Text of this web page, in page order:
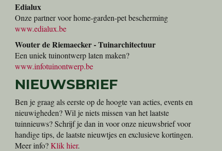
Edialux
Onze partner voor home-garden-pet bescherming
www.edialux.be
Wouter de Riemaecker - Tuinarchitectuur
Een uniek tuinontwerp laten maken?
www.infotuinontwerp.be
NIEUWSBRIEF
Ben je graag als eerste op de hoogte van acties, events en
nieuwigheden? Wil je niets missen van het laatste
tuinnieuws? Schrijf je dan in voor onze nieuwsbrief voor
handige tips, de laatste nieuwtjes en exclusieve kortingen.
Meer info?Klik hier.